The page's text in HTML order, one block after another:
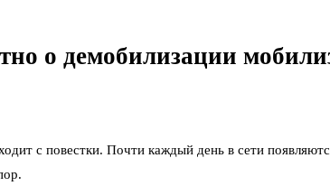
о демобилизации
с повестки. Почти каждый день в сети